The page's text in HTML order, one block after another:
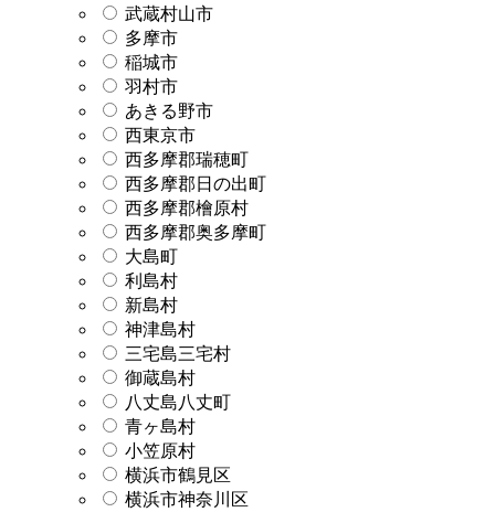
武蔵村山市
多摩市
稲城市
羽村市
あきる野市
西東京市
西多摩郡瑞穂町
西多摩郡日の出町
西多摩郡檜原村
西多摩郡奥多摩町
大島町
利島村
新島村
神津島村
三宅島三宅村
御蔵島村
八丈島八丈町
青ヶ島村
小笠原村
横浜市鶴見区
横浜市神奈川区